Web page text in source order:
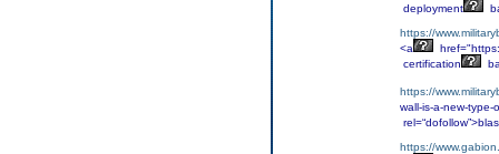
deployment
https://
<a
certification
https://
wall-is-a-new-
https://